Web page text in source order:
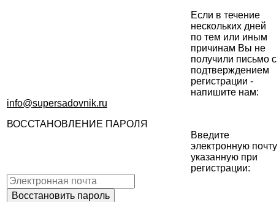
Если в течение
нескольких дней
по тем или иным
причинам Вы не
получили письмо с
подтверждением
регистрации -
напишите нам:
info@supersadovnik.ru
ВОССТАНОВЛЕНИЕ ПАРОЛЯ
Введите
электронную почту
указанную при
регистрации: